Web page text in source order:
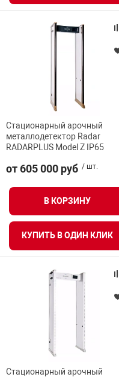
средства охраны
ключи
сигнализации
безопасность
оборудование
Стационарный арочный
металлодетектор Radar
RADARPLUS Model Z IP65
от 605 000 руб / шт.
В КОРЗИНУ
КУПИТЬ В ОДИН КЛИК
Стационарный арочный